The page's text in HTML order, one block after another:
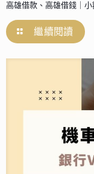
高雄借款、高雄借錢｜
繼續閱讀